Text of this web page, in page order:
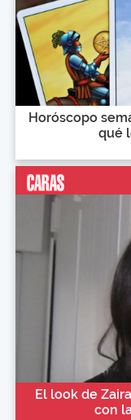
Horóscopo
qué
El look de
con